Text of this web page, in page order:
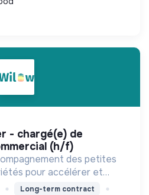
(h/f)
des petites
pour accélérer et
énergétique.
Long-term contract